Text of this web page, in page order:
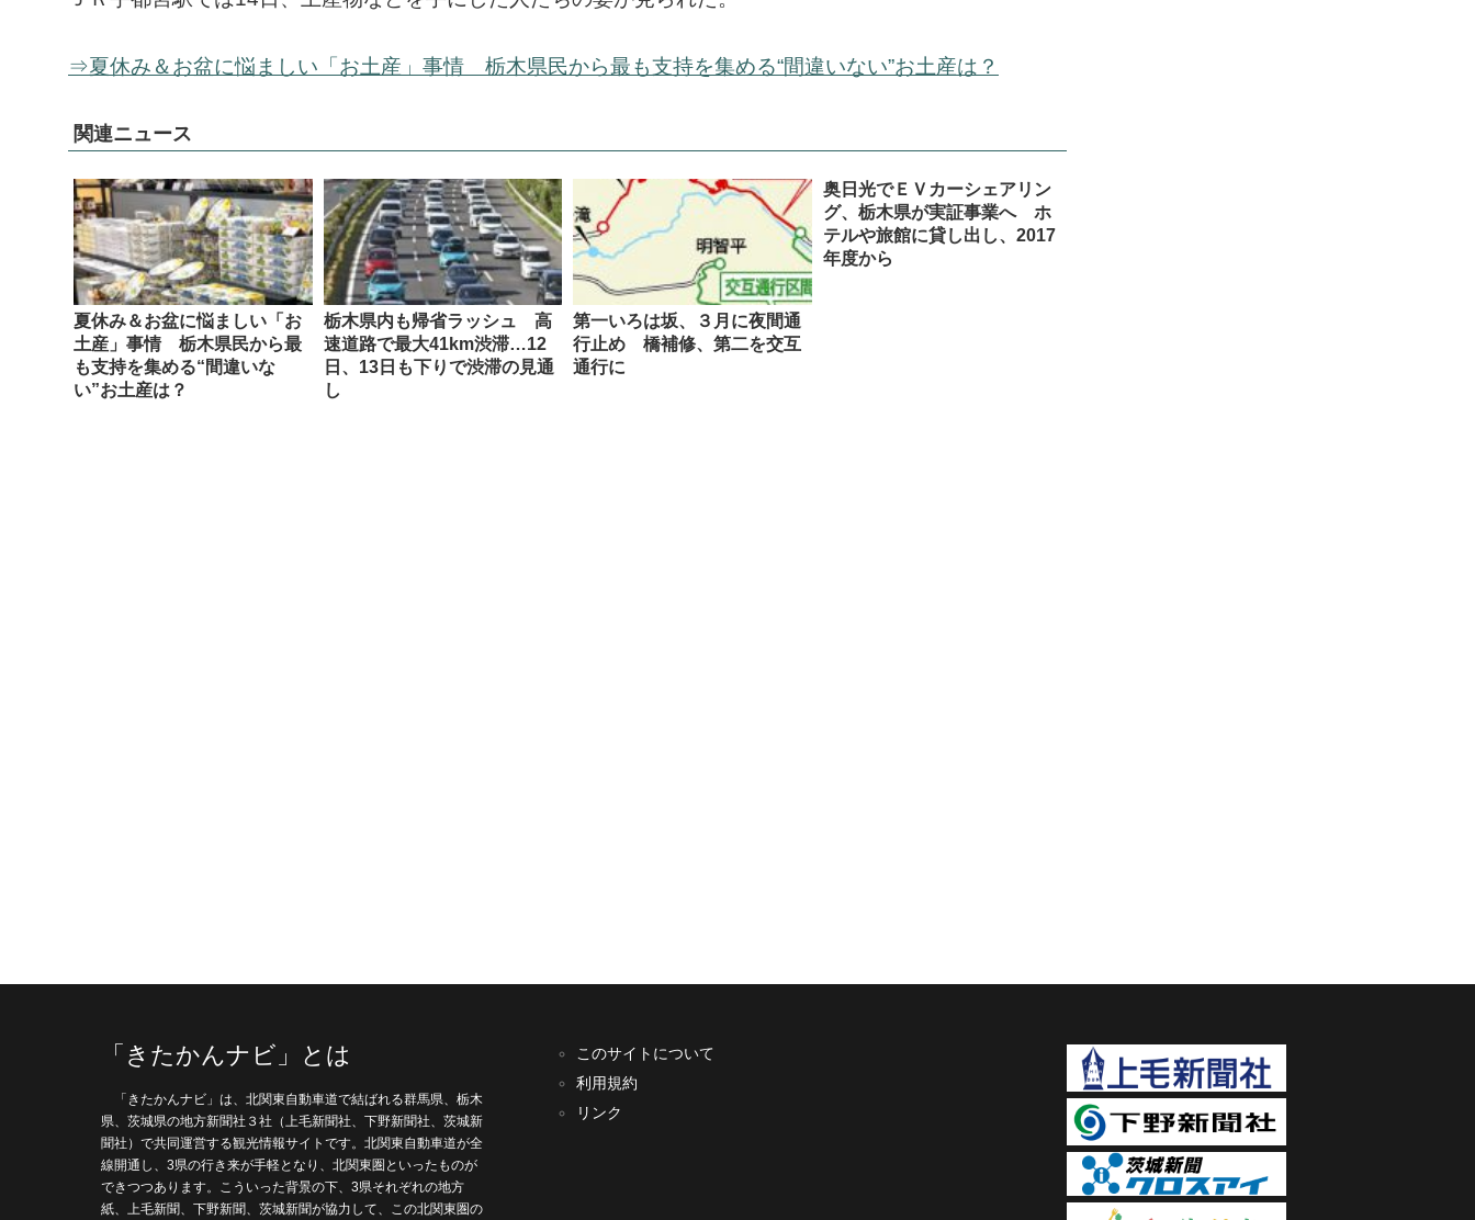
⇒夏休み＆お盆に悩ましい「お土産」事情 栃木県民から最も支持を集める“間違いない”お土産は？
関連ニュース
夏休み＆お盆に悩ましい「お
土産」事情 栃木県民から最
も支持を集める“間違いな
い”お土産は？
栃木県内も帰省ラッシュ 高
速道路で最大41km渋滞…12
日、13日も下りで渋滞の見通
し
第一いろは坂、３月に夜間通
行止め 橋補修、第二を交互
通行に
奥日光でＥＶカーシェアリン
グ、栃木県が実証事業へ ホ
テルや旅館に貸し出し、2017
年度から
「きたかんナビ」とは
「きたかんナビ」は、北関東自動車道で結ばれる群馬県、栃木
県、茨城県の地方新聞社３社（上毛新聞社、下野新聞社、茨城新
聞社）で共同運営する観光情報サイトです。北関東自動車道が全
線開通し、3県の行き来が手軽となり、北関東圏といったものが
できつつあります。こういった背景の下、3県それぞれの地方
紙、上毛新聞、下野新聞、茨城新聞が協力して、この北関東圏の
このサイトについて
利用規約
リンク